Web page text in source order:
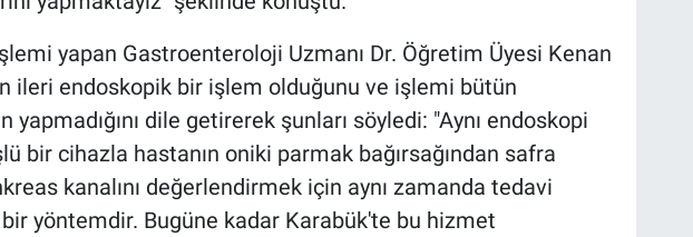
yapan Gastroenteroloji Uzmanı Dr. Öğretim Üyesi Kenan
ileri endoskopik bir işlem olduğunu ve işlemi bütün
yapmadığını dile getirerek şunları söyledi: "Aynı endoskopi
bir cihazla hastanın oniki parmak bağırsağından safra
kanalını değerlendirmek için aynı zamanda tedavi
bir yöntemdir. Bugüne kadar Karabük'te bu hizmet